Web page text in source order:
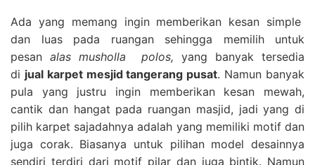
Ada yang memang ingin memberikan kesan simple
dan luas pada ruangan sehingga memilih untuk
pesan alas musholla polos, yang banyak tersedia
di jual karpet mesjid tangerang pusat. Namun banyak
pula yang justru ingin memberikan kesan mewah,
cantik dan hangat pada ruangan masjid, jadi yang di
pilih karpet sajadahnya adalah yang memiliki motif dan
juga corak. Biasanya untuk pilihan model desainnya
sendiri terdiri dari motif pilar dan juga bintik. Namun